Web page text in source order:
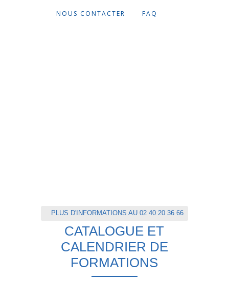
NOUS CONTACTER FAQ
PLUS D'INFORMATIONS AU 02 40 20 36 66
CATALOGUE ET
CALENDRIER DE
FORMATIONS